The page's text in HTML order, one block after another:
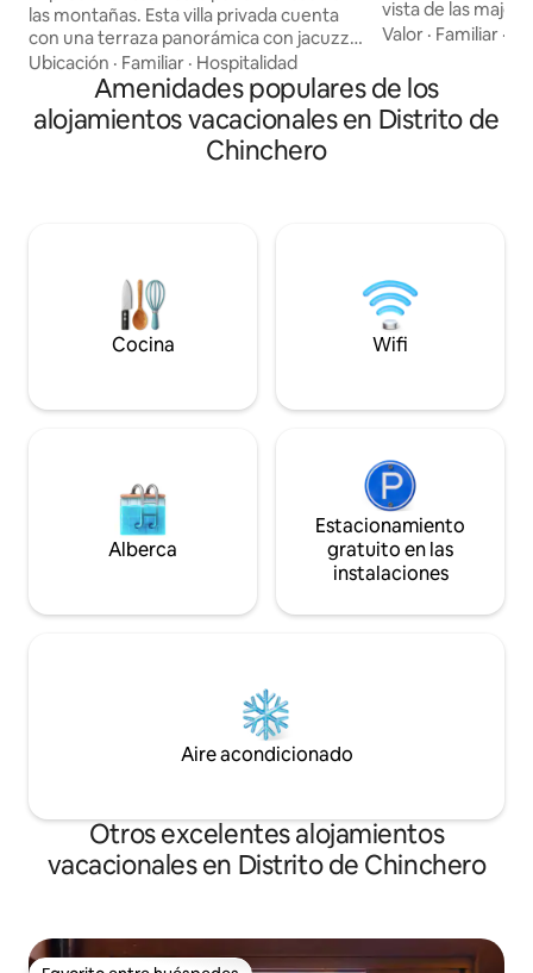
las montañas. Esta villa privada cuenta
con una terraza panorámica con jacuzzi
de leña con vistas al valle, perfecta para
contemplar el amanecer o las estrellas.
Disfruta de zonas de estar, chimenea y
ahumador/parrilla para vivir momentos
inolvidables. En el interior, un diseño
Ubicación · Familiar · Hospitalidad
vista de las
Sawasiray y Pitusiray.
para quienes
tranquilidad y paz. Casa
privada.
Valor · Familiar ·
Amenidades populares de los
alojamientos vacacionales en Distrito de
Chinchero
Cocina Wifi
Alberca
Estacionamiento
gratuito en las
instalaciones
Aire acondicionado
Otros excelentes alojamientos
vacacionales en Distrito de Chinchero